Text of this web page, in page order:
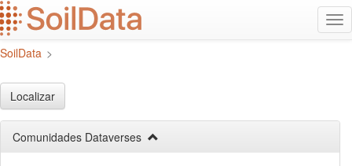
Ir
para
o
conteúdo
SoilData >
Localizar
Comunidades Dataverses